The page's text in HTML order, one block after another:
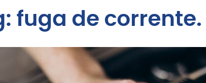
fuga de corrente.